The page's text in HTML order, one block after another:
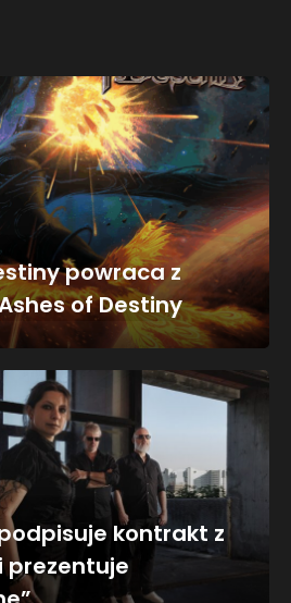
powraca z
of Destiny
kontrakt z
prezentuje